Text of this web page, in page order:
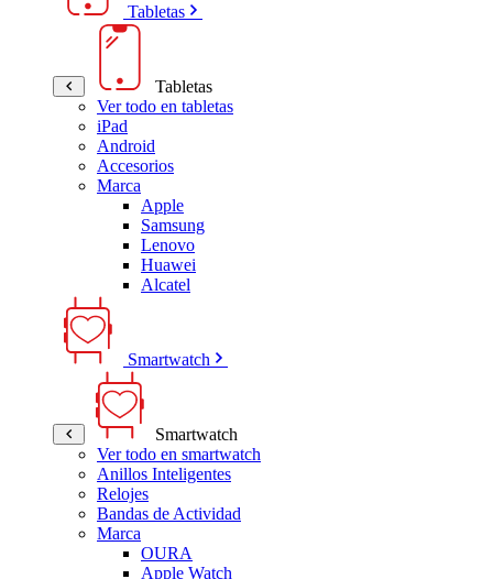
Tabletas
Tabletas
Ver todo en tabletas
iPad
Android
Accesorios
Marca
Apple
Samsung
Lenovo
Huawei
Alcatel
Smartwatch
Smartwatch
Ver todo en smartwatch
Anillos Inteligentes
Relojes
Bandas de Actividad
Marca
OURA
Apple Watch